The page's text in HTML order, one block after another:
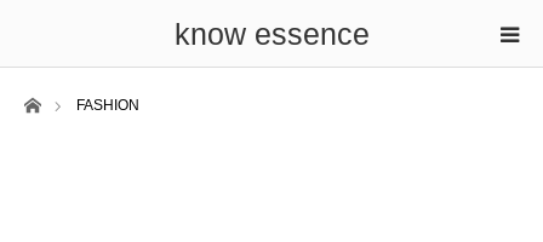
know essence
ホームFASHION